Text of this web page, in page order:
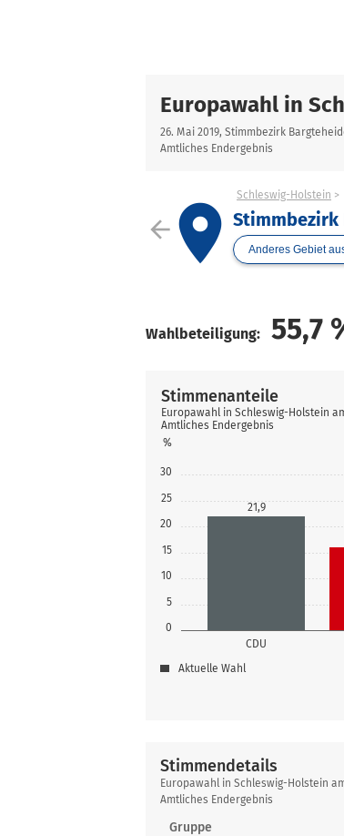
Europawahl in
26. Mai 2019, Stimmbezirk
Amtliches Endergebnis
arrow_backplace
Schleswig-Holstein
Stimmbezirk
Anderes Gebiet
Wahlbeteiligung: 55,7
0
5
10
15
20
25
30
%
CDU
21,9
Stimmenanteile
Europawahl in Schleswig-Holstein
Amtliches Endergebnis
Aktuelle Wahl
Stimmendetails
Stimmendetails
Europawahl in Schleswig-Holstein
Amtliches Endergebnis
Gruppe